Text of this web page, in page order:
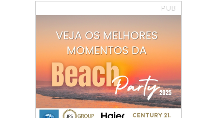
PUB